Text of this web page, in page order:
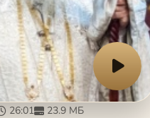
26:01 23.9 МБ